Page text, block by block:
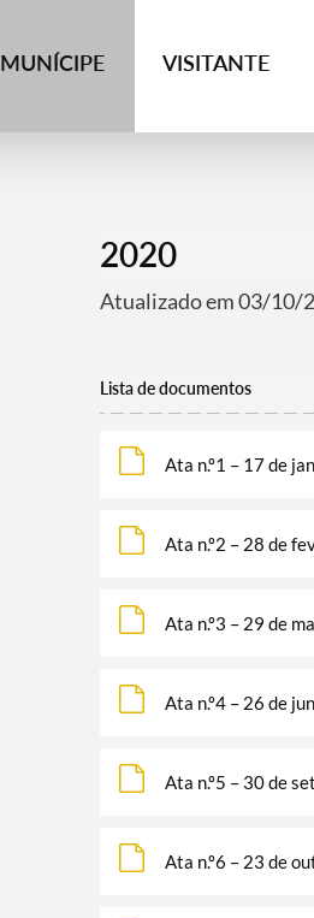
MUNÍCIPE VISITANTE
2020
Atualizado em 03/10/
Lista de documentos
Ata n.º1 – 17 de
Ata n.º2 – 28 de
Ata n.º3 – 29 de
Ata n.º4 – 26 de
Ata n.º5 – 30 de
Ata n.º6 – 23 de